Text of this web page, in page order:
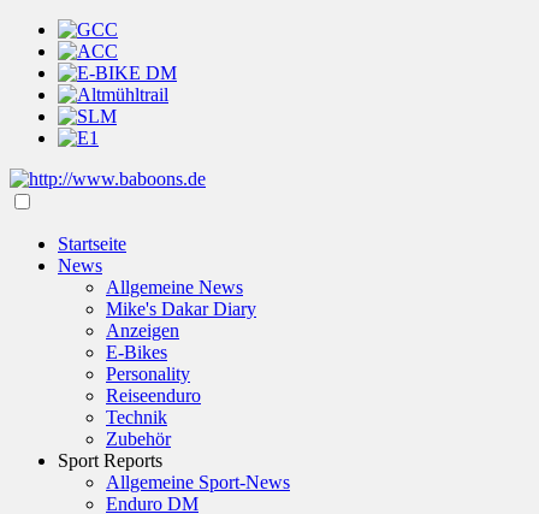
Startseite
News
Allgemeine News
Mike's Dakar Diary
Anzeigen
E-Bikes
Personality
Reiseenduro
Technik
Zubehör
Sport Reports
Allgemeine Sport-News
Enduro DM